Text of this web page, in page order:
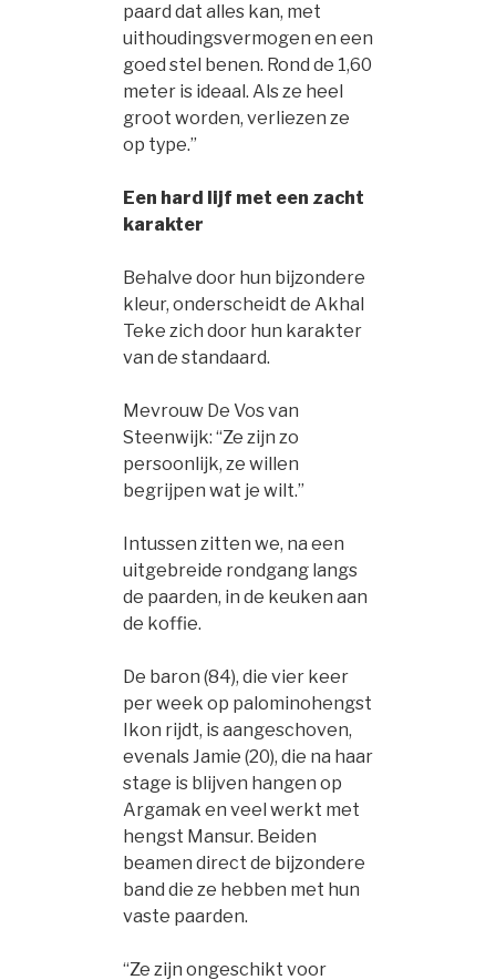
paard dat alles kan, met
uithoudingsvermogen en een
goed stel benen. Rond de 1,60
meter is ideaal. Als ze heel
groot worden, verliezen ze
op type.”
Een hard lijf met een zacht
karakter
Behalve door hun bijzondere
kleur, onderscheidt de Akhal
Teke zich door hun karakter
van de standaard.
Mevrouw De Vos van
Steenwijk: “Ze zijn zo
persoonlijk, ze willen
begrijpen wat je wilt.”
Intussen zitten we, na een
uitgebreide rondgang langs
de paarden, in de keuken aan
de koffie.
De baron (84), die vier keer
per week op palominohengst
Ikon rijdt, is aangeschoven,
evenals Jamie (20), die na haar
stage is blijven hangen op
Argamak en veel werkt met
hengst Mansur. Beiden
beamen direct de bijzondere
band die ze hebben met hun
vaste paarden.
“Ze zijn ongeschikt voor